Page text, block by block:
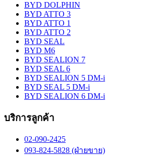
BYD DOLPHIN
BYD ATTO 3
BYD ATTO 1
BYD ATTO 2
BYD SEAL
BYD M6
BYD SEALION 7
BYD SEAL 6
BYD SEALION 5 DM-i
BYD SEAL 5 DM-i
BYD SEALION 6 DM-i
บริการลูกค้า
02-090-2425
093-824-5828 (ฝ่ายขาย)